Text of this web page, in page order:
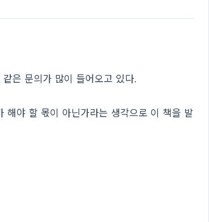
은 문의가 많이 들어오고 있다.
해야 할 몫이 아닌가라는 생각으로 이 책을 발